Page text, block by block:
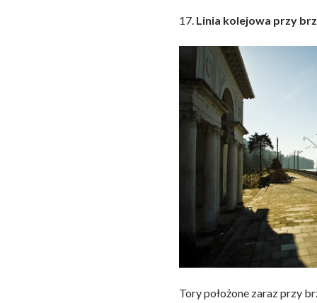
17. Linia kolejowa przy
Tory położone zaraz przy